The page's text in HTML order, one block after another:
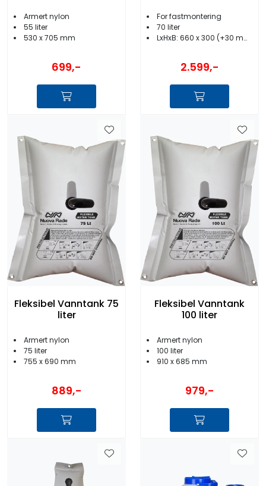
Armert nylon
55 liter
530 x 705 mm
699,-
For fastmontering
70 liter
LxHxB: 660 x 300 (+30 mm)x 410 mm
2.599,-
Fleksibel Vanntank 75
liter
Armert nylon
75 liter
755 x 690 mm
889,-
Fleksibel Vanntank
100 liter
Armert nylon
100 liter
910 x 685 mm
979,-